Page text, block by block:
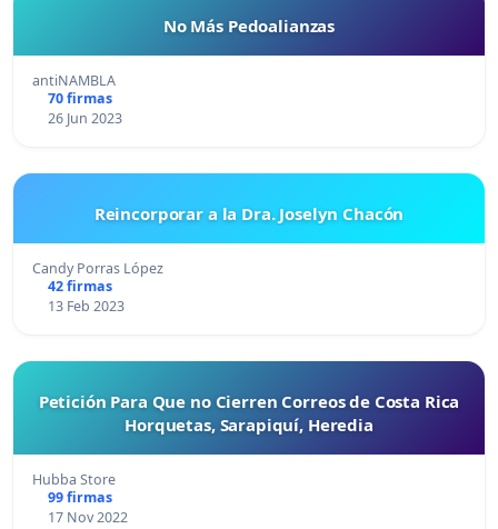
No Más Pedoalianzas
antiNAMBLA
70 firmas
26 Jun 2023
Reincorporar a la Dra. Joselyn Chacón
Candy Porras López
42 firmas
13 Feb 2023
Petición Para Que no Cierren Correos de Costa Rica
Horquetas, Sarapiquí, Heredia
Hubba Store
99 firmas
17 Nov 2022